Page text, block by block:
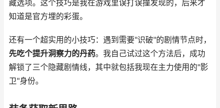
藏选项。这个技巧是我在游戏里误打误撞发现的，后来才
知道是官方埋的彩蛋。
还有一个超实用的小技巧：遇到需要"识破"的剧情节点时，
先吃个提升洞察力的丹药。我自己试过这个方法后，成功
解锁了三个隐藏剧情线，其中就包括我现在主力使用的"影
卫"身份。